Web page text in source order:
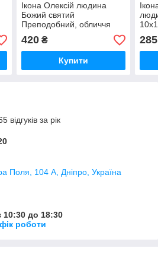
Ікона Олексій людина
Божий святий
Преподобний, обличчя
10х12 см, у білому
дерев'яному кіоті з
камінням
420₴
Купити
285
відгуків за рік
Поля, 104 А, Дніпро, Україна
10:30 до 18:30
роботи